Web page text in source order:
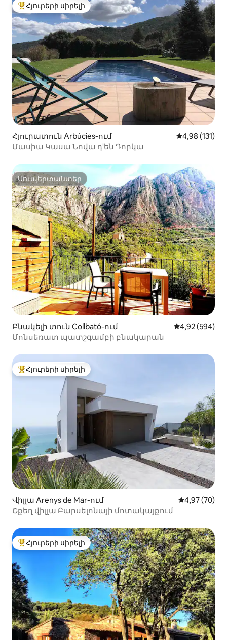
Հյուրերի սիրելի լավագույն տները
Հյուրերի սիրելի
Հյուրատուն Arbúcies-ում Միջին
4,98 (131)
Մասիա Կասա Նովա դ'են Դորկա
Սուպերտանտեր
Սուպերտանտեր
Բնակելի տուն Collbató-ում Միջին
4,92 (594)
Մոնսեռատ պատշգամբի բնակարան
Հյուրերի սիրելի լավագույն տները
Հյուրերի սիրելի
Վիլլա Arenys de Mar-ում Միջին
4,97 (70)
Շքեղ վիլլա Բարսելոնայի մոտակայքում
Հյուրերի սիրելի լավագույն տները
Հյուրերի սիրելի